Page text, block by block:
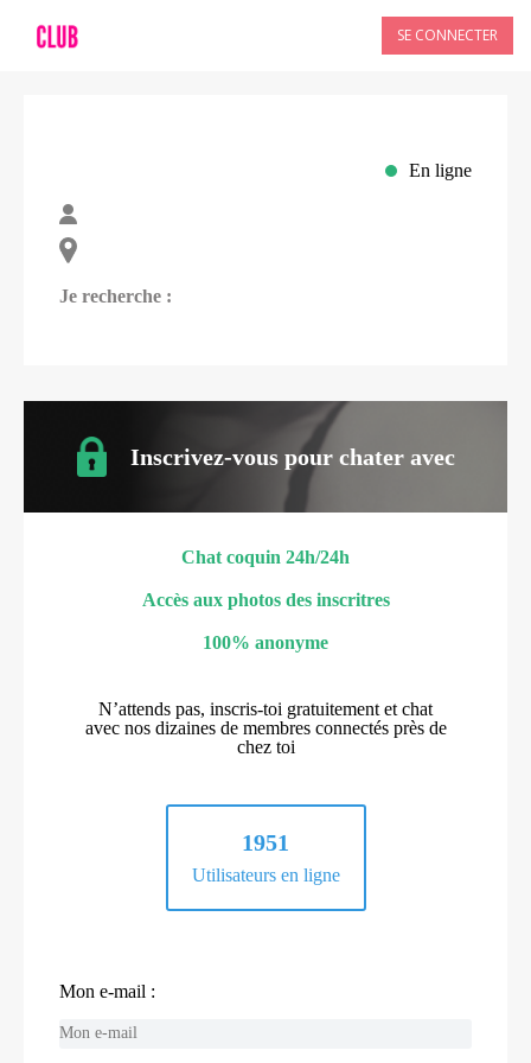
SE CONNECTER
En ligne
Je recherche :
Inscrivez-vous pour chater avec
Chat coquin 24h/24h
Accès aux photos des inscritres
100% anonyme
N’attends pas, inscris-toi gratuitement et chat
avec nos dizaines de membres connectés près de
chez toi
1951
Utilisateurs en ligne
Mon e-mail :